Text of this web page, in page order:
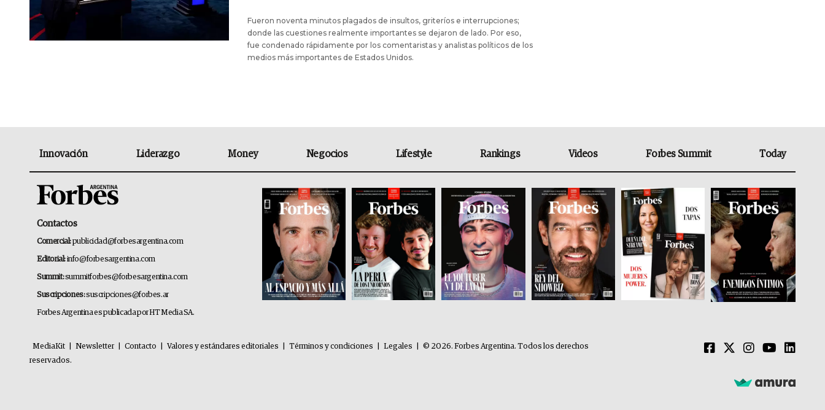
Fueron noventa minutos plagados de insultos, griteríos e interrupciones;
donde las cuestiones realmente importantes se dejaron de lado. Por eso,
fue condenado rápidamente por los comentaristas y analistas políticos de los
medios más importantes de Estados Unidos.
Innovación Liderazgo Money Negocios Lifestyle Rankings Videos Forbes Summit Today
Contactos
Comercial:publicidad@forbesargentina.com
Editorial:info@forbesargentina.com
Summit:summitforbes@forbesargentina.com
Suscripciones:suscripciones@forbes.ar
Forbes Argentina es publicada por HT Media SA.
MediaKit Newsletter Contacto Valores y estándares editoriales Términos y condiciones Legales
© 2026. Forbes Argentina. Todos los derechos
reservados.